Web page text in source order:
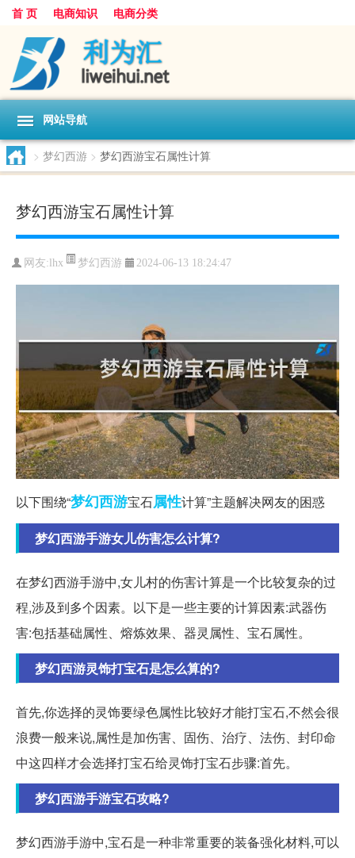
首 页 电商知识 电商分类
网站导航
> 梦幻西游 > 梦幻西游宝石属性计算
梦幻西游宝石属性计算
网友: lhx 梦幻西游 2024-06-13 18:24:47
以下围绕“梦幻西游宝石属性计算”主题解决网友的困惑
梦幻西游手游女儿伤害怎么计算?
在梦幻西游手游中,女儿村的伤害计算是一个比较复杂的过
程,涉及到多个因素。以下是一些主要的计算因素:武器伤
害:包括基础属性、熔炼效果、器灵属性、宝石属性。
梦幻西游灵饰打宝石是怎么算的?
首先,你选择的灵饰要绿色属性比较好才能打宝石,不然会很
浪费一般来说,属性是加伤害、固伤、治疗、法伤、封印命
中这四样才会选择打宝石给灵饰打宝石步骤:首先。
梦幻西游手游宝石攻略?
梦幻西游手游中,宝石是一种非常重要的装备强化材料,可以